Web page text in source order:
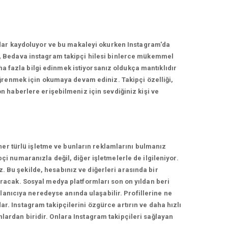
kaydoluyor ve bu makaleyi okurken Instagram'da
instagram takipçi hilesi binlerce mükemmel
fazla bilgi edinmek istiyorsanız oldukça mantıklıdır
için okumaya devam ediniz. Takipçi özelliği,
haberlere erişebilmeniz için sevdiğiniz kişi ve
türlü işletme ve bunların reklamlarını bulmanız
numaranızla değil, diğer işletmelerle de ilgileniyor.
şekilde, hesabınız ve diğerleri arasında bir
Sosyal medya platformları son on yıldan beri
neredeyse anında ulaşabilir. Profillerine ne
Instagram takipçilerini özgürce artırın ve daha hızlı
biridir. Onlara Instagram takipçileri sağlayan